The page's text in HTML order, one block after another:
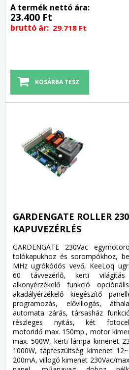
A termék nettó ára:
23.400 Ft
bruttó ár: 29.718 Ft
GARDENGATE ROLLER
KAPUVEZÉRLÉS
GARDENGATE 230Vac
tolókapukhoz és sorompókhoz,
MHz ugrókódós vevő, KeeLoq
60 távvezérlő, kerti világítás
alkonyérzékelő funkció
akadályérzékelő kiegészítő
programozás, elővillogás,
automata zárás, társasház
részleges nyitás, két
motoridő max. 150mp., motor
max. 500W, kerti lámpa kimenet
1000W, tápfeszültség kimenet
200mA, villogó kimenet 230Vac/